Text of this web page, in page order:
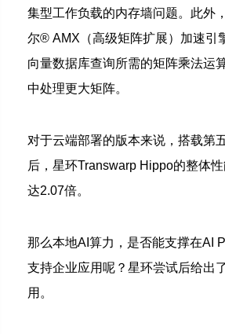
集型工作负载的内存墙问题。 此外
尔® AMX（高级矩阵扩展）加速引
向量数据库查询所需的矩阵乘法运
中处理更大矩阵。
对于云端部署的版本来说，搭载第
后，星环Transwarp Hippo的整体
达2.07倍。
那么本地AI算力，是否能支撑在AI
支持企业应用呢？ 星环尝试后给出
用。